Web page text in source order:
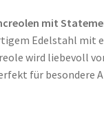
mit
Edelstahl mit
wird liebevoll
für besondere